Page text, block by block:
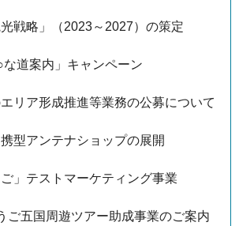
光戦略」（2023～2027）の策定
な道案内」キャンペーン
リア形成推進等業務の公募について
型アンテナショップの展開
ご」テストマーケティング事業
ご五国周遊ツアー助成事業のご案内